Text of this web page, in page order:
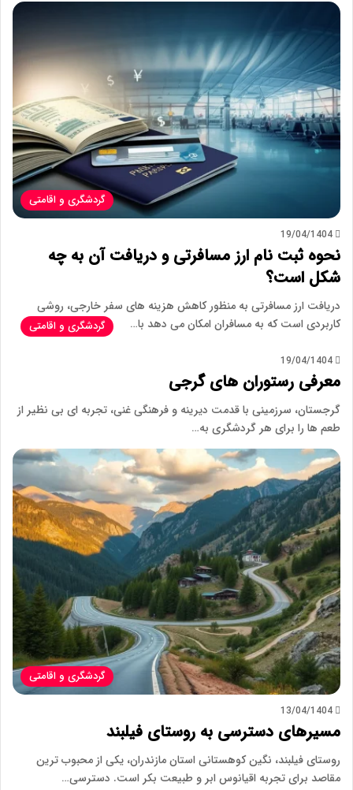
گردشگری و اقامتی
19/04/1404
نحوه ثبت نام ارز مسافرتی و دریافت آن به چه
شکل است؟
دریافت ارز مسافرتی به منظور کاهش هزینه های سفر خارجی، روشی
کاربردی است که به مسافران امکان می دهد با…
گردشگری و اقامتی
19/04/1404
معرفی رستوران های گرجی
گرجستان، سرزمینی با قدمت دیرینه و فرهنگی غنی، تجربه ای بی نظیر از
طعم ها را برای هر گردشگری به…
گردشگری و اقامتی
13/04/1404
مسیرهای دسترسی به روستای فیلبند
روستای فیلبند، نگین کوهستانی استان مازندران، یکی از محبوب ترین
مقاصد برای تجربه اقیانوس ابر و طبیعت بکر است. دسترسی…